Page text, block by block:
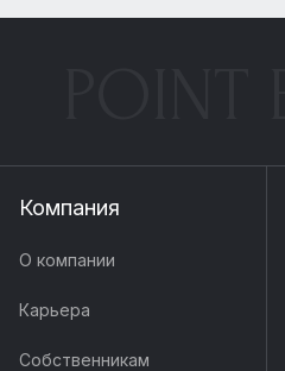
Компания
О компании
Карьера
Собственникам